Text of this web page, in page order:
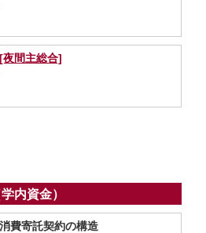
間主総合]
内資金）
費寄託契約の構造